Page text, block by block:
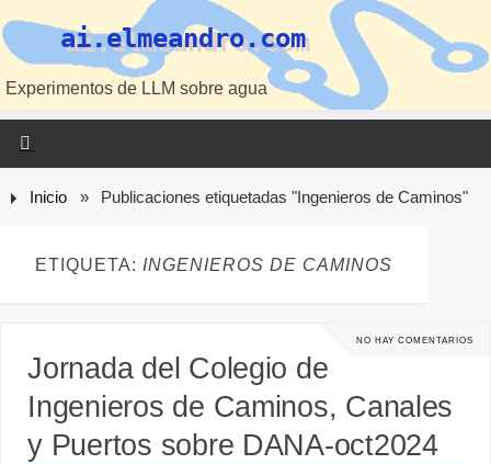
ai.elmeandro.com
Experimentos de LLM sobre agua
Inicio » Publicaciones etiquetadas "Ingenieros de Caminos"
ETIQUETA: INGENIEROS DE CAMINOS
NO HAY COMENTARIOS
Jornada del Colegio de
Ingenieros de Caminos, Canales
y Puertos sobre DANA-oct2024